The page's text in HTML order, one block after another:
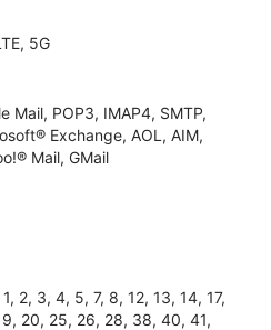
5G
Mail, POP3, IMAP4, SMTP,
Exchange, AOL, AIM,
Mail, GMail
1, 2, 3, 4, 5, 7, 8, 12, 13, 14, 17,
20, 25, 26, 28, 38, 40, 41,